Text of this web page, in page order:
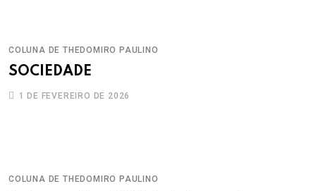
COLUNA DE THEDOMIRO PAULINO
SOCIEDADE
1 DE FEVEREIRO DE 2026
COLUNA DE THEDOMIRO PAULINO